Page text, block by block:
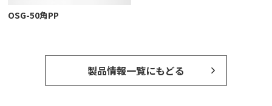
OSG-50角PP
製品情報一覧にもどる